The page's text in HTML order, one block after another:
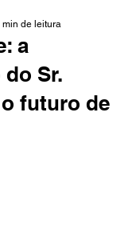
a
Sr.
futuro de
min de leitura